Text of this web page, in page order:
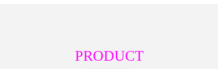
PRODUCT